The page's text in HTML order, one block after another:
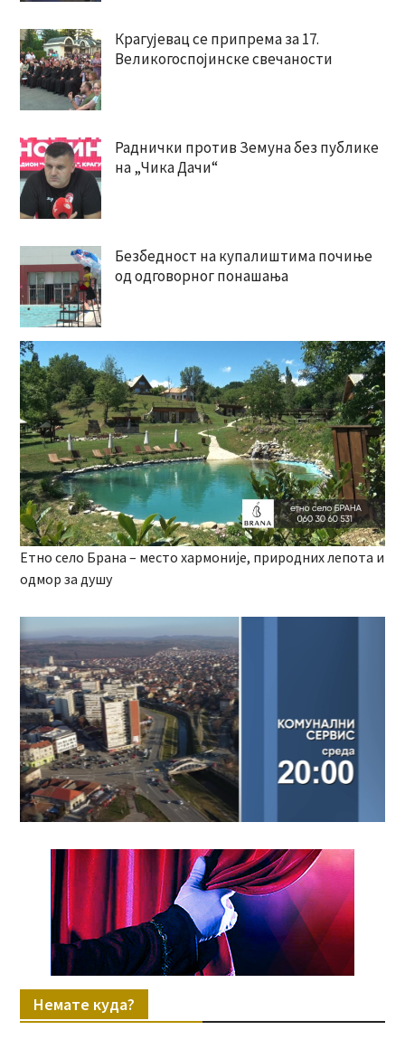
Крагујевац се припрема за 17.
Великогоспојинске свечаности
Раднички против Земуна без публике
на „Чика Дачи“
Безбедност на купалиштима почиње
од одговорног понашања
Етно село Брана – место хармоније, природних лепота и
одмор за душу
Немате куда?